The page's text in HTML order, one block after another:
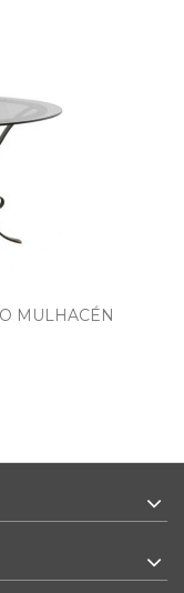
MULHACÉN